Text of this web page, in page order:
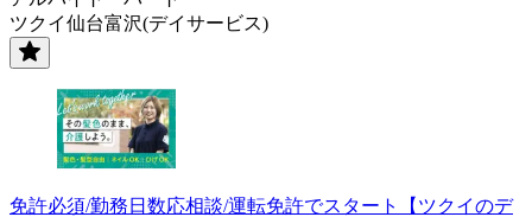
ツクイ仙台富沢(デイサービス)
免許必須/勤務日数応相談/運転免許でスタート【ツクイのデ